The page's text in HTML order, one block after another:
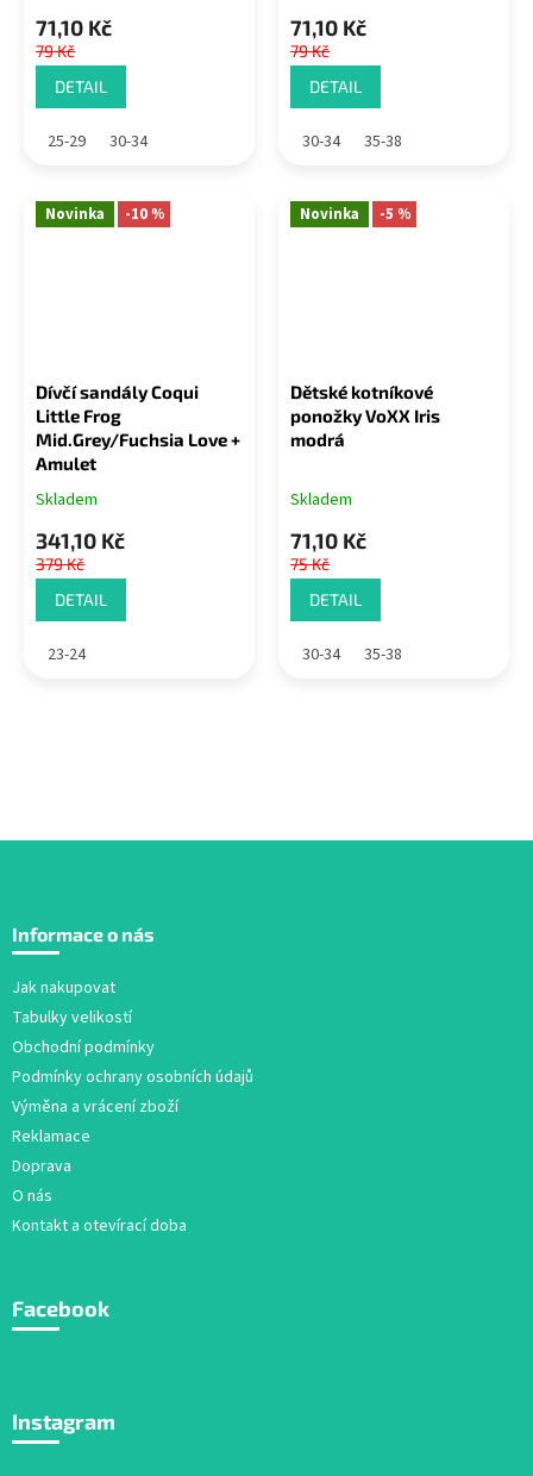
71,10 Kč
79 Kč
DETAIL
25-29 30-34
71,10 Kč
79 Kč
DETAIL
30-34 35-38
Novinka -10 %
Dívčí sandály Coqui
Little Frog
Mid.Grey/Fuchsia Love +
Amulet
Skladem
341,10 Kč
379 Kč
DETAIL
23-24
Novinka -5 %
Dětské kotníkové
ponožky VoXX Iris
modrá
Skladem
71,10 Kč
75 Kč
DETAIL
30-34 35-38
p
Informace o nás
Jak nakupovat
Tabulky velikostí
Obchodní podmínky
Podmínky ochrany osobních údajů
Výměna a vrácení zboží
Reklamace
Doprava
O nás
Kontakt a otevírací doba
Facebook
Instagram